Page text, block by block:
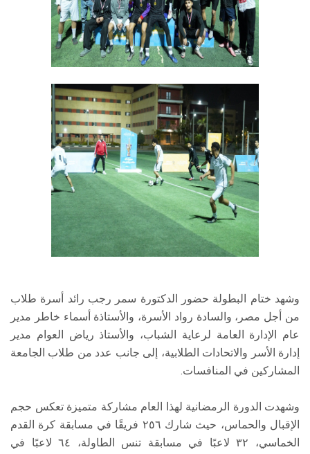
وشهد ختام البطولة حضور الدكتورة سمر رجب رائد أسرة طلاب
من أجل مصر، والسادة رواد الأسرة، والأستاذة أسماء خاطر مدير
عام الإدارة العامة لرعاية الشباب، والأستاذ رياض العوام مدير
إدارة الأسر والاتحادات الطلابية، إلى جانب عدد من طلاب الجامعة
المشاركين في المنافسات.
وشهدت الدورة الرمضانية لهذا العام مشاركة متميزة تعكس حجم
الإقبال والحماس، حيث شارك ٢٥٦ فريقًا في مسابقة كرة القدم
الخماسي، ٣٢ لاعبًا في مسابقة تنس الطاولة، ٦٤ لاعبًا في